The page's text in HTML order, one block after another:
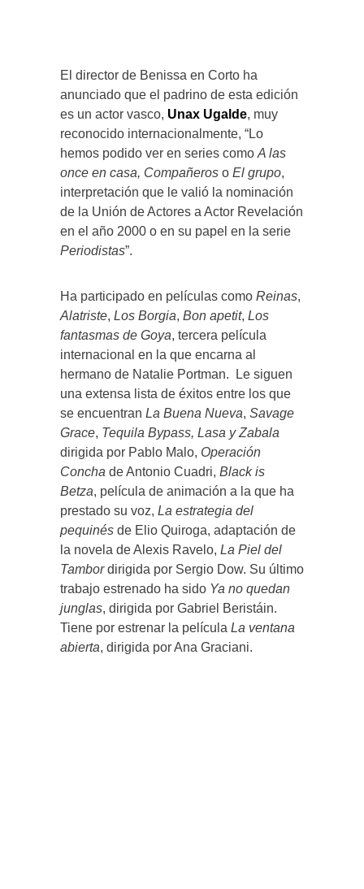
El director de Benissa en Corto ha
anunciado que el padrino de esta edición
es un actor vasco, Unax Ugalde, muy
reconocido internacionalmente, “Lo
hemos podido ver en series como A las
once en casa, Compañeros o El grupo,
interpretación que le valió la nominación
de la Unión de Actores a Actor Revelación
en el año 2000 o en su papel en la serie
Periodistas”.
Ha participado en películas como Reinas,
Alatriste, Los Borgia, Bon apetit, Los
fantasmas de Goya, tercera película
internacional en la que encarna al
hermano de Natalie Portman. Le siguen
una extensa lista de éxitos entre los que
se encuentran La Buena Nueva, Savage
Grace, Tequila Bypass, Lasa y Zabala
dirigida por Pablo Malo, Operación
Concha de Antonio Cuadri, Black is
Betza, película de animación a la que ha
prestado su voz, La estrategia del
pequinés de Elio Quiroga, adaptación de
la novela de Alexis Ravelo, La Piel del
Tambordirigida por Sergio Dow. Su último
trabajo estrenado ha sido Ya no quedan
junglas, dirigida por Gabriel Beristáin.
Tiene por estrenar la película La ventana
abierta, dirigida por Ana Graciani.